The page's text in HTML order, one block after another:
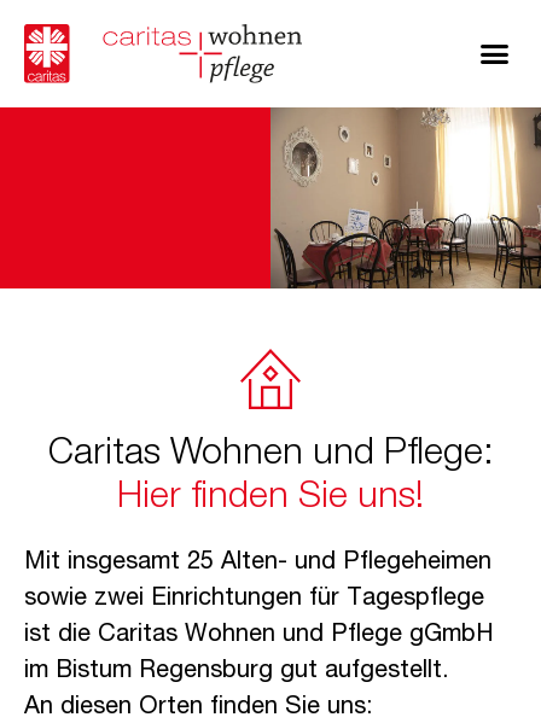
Caritas Wohnen und Pflege:
Hier finden Sie uns!
Mit insgesamt 25 Alten- und Pflegeheimen
sowie zwei Einrichtungen für Tagespflege
ist die Caritas Wohnen und Pflege gGmbH
im Bistum Regensburg gut aufgestellt.
An diesen Orten finden Sie uns: